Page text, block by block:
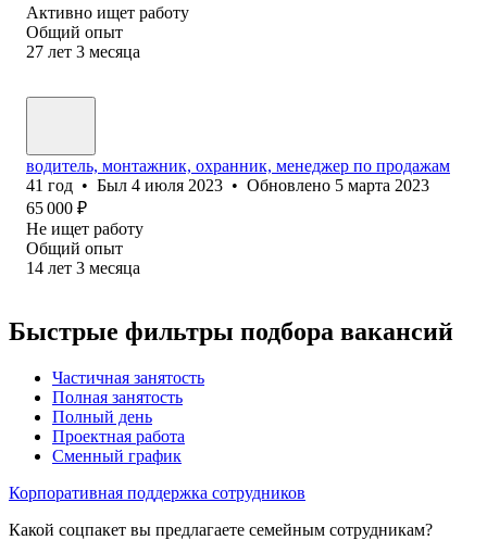
Активно ищет работу
Общий опыт
27 лет 3 месяца
водитель, монтажник, охранник, менеджер по продажам
41 год • Был 4 июля 2023 • Обновлено 5 марта 2023
65 000 ₽
Не ищет работу
Общий опыт
14 лет 3 месяца
Быстрые фильтры подбора вакансий
Частичная занятость
Полная занятость
Полный день
Проектная работа
Сменный график
Корпоративная поддержка сотрудников
Какой соцпакет вы предлагаете семейным сотрудникам?